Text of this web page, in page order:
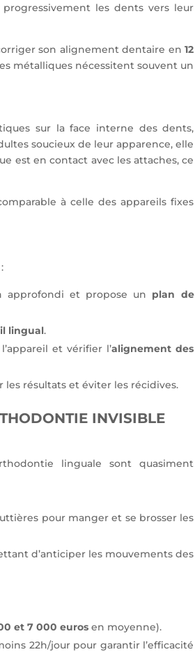
les dents vers leur
son alignement dentaire en12
métalliques nécessitent souvent un
sur la face interne des dents,
soucieux de leur apparence, elle
est en contact avec les attaches, ce
à celle des appareils fixes
et propose un plan de
lingual.
et vérifier l’alignement des
résultats et éviter les récidives.
INVISIBLE
linguale sont quasiment
pour manger et se brosser les
d’anticiper les mouvements des
et 7 000 euros en moyenne).
22h/jour pour garantir l’efficacité